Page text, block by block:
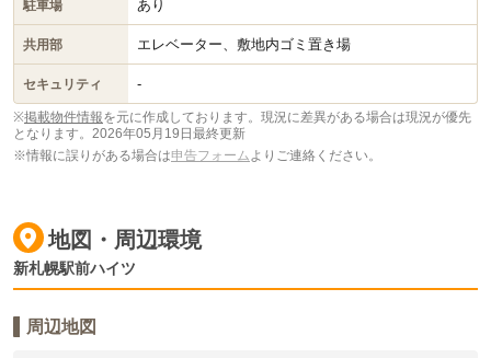
駐車場 あり
共用部 エレベーター、敷地内ゴミ置き場
セキュリティ -
※掲載物件情報を元に作成しております。現況に差異がある場合は現況が優先
となります。 2026年05月19日最終更新
※情報に誤りがある場合は申告フォームよりご連絡ください。
地図・周辺環境
新札幌駅前ハイツ
周辺地図